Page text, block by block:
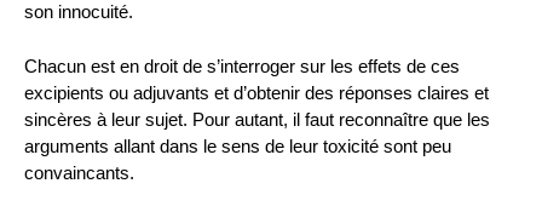
son innocuité.
Chacun est en droit de s’interroger sur les effets de ces
excipients ou adjuvants et d’obtenir des réponses claires et
sincères à leur sujet. Pour autant, il faut reconnaître que les
arguments allant dans le sens de leur toxicité sont peu
convaincants.